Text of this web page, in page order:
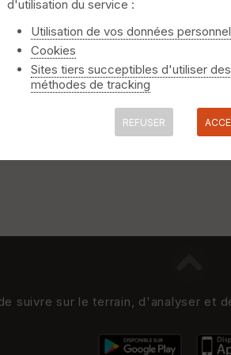
retourne tous les messages contenant ces
: une recherche pour
ni les accents, cédilles, etc... C'est
phrases sont conservées.
suivre sur le terrain, d'analyser et
d'utilisation du service :
Utilisation de vos données
Cookies
Sites tiers succeptibles d'utiliser
méthodes de tracking
REFUSER